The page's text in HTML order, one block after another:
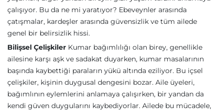
çalışıyor. Bu da ne mi yaratıyor? Ebeveynler arasında
çatışmalar, kardeşler arasında güvensizlik ve tüm ailede
genel bir belirsizlik hissi.
Bilişsel Çelişkiler Kumar bağımlılığı olan birey, genellikle
ailesine karşı aşk ve sadakat duyarken, kumar masalarının
başında kaybettiği paraların yükü altında eziliyor. Bu içsel
çelişkiler, kişinin duygusal dengesini bozar. Aile üyeleri,
bağımlının eylemlerini anlamaya çalışırken, bir yandan da
kendi güven duygularını kaybediyorlar. Ailede bu mücadele,